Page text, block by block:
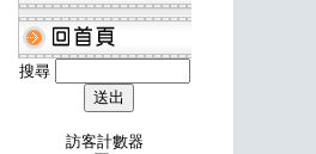
搜尋
訪客計數器